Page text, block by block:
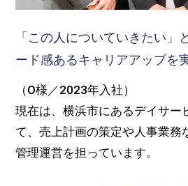
「この人についていきたい」
ード感あるキャリアアップを
（O様／2023年入社）
現在は、横浜市にあるデイサー
て、売上計画の策定や人事業務
管理運営を担っています。